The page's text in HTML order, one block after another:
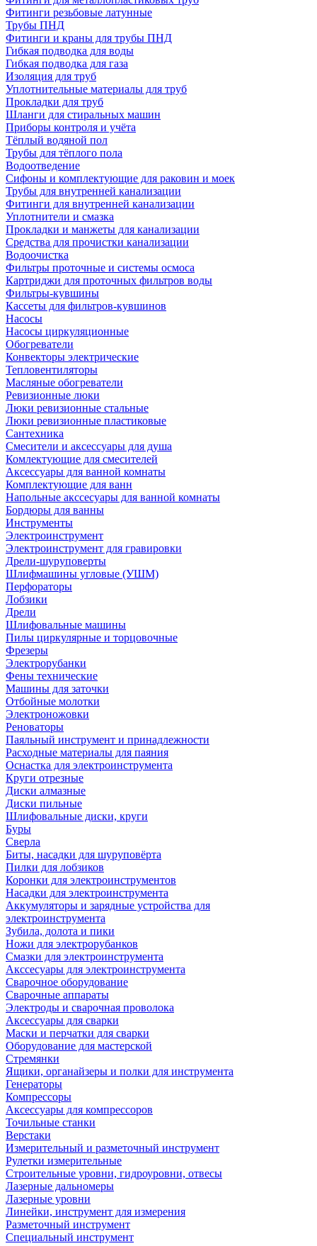
Фитинги резьбовые латунные
Трубы ПНД
Фитинги и краны для трубы ПНД
Гибкая подводка для воды
Гибкая подводка для газа
Изоляция для труб
Уплотнительные материалы для труб
Прокладки для труб
Шланги для стиральных машин
Приборы контроля и учёта
Тёплый водяной пол
Трубы для тёплого пола
Водоотведение
Сифоны и комплектующие для раковин и моек
Трубы для внутренней канализации
Фитинги для внутренней канализации
Уплотнители и смазка
Прокладки и манжеты для канализации
Средства для прочистки канализации
Водоочистка
Фильтры проточные и системы осмоса
Картриджи для проточных фильтров воды
Фильтры-кувшины
Кассеты для фильтров-кувшинов
Насосы
Насосы циркуляционные
Обогреватели
Конвекторы электрические
Тепловентиляторы
Масляные обогреватели
Ревизионные люки
Люки ревизионные стальные
Люки ревизионные пластиковые
Сантехника
Смесители и аксессуары для душа
Комлектующие для смесителей
Аксессуары для ванной комнаты
Комплектующие для ванн
Напольные акссесуары для ванной комнаты
Бордюры для ванны
Инструменты
Электроинструмент
Электроинструмент для гравировки
Дрели-шуруповерты
Шлифмашины угловые (УШМ)
Перфораторы
Лобзики
Дрели
Шлифовальные машины
Пилы циркулярные и торцовочные
Фрезеры
Электрорубанки
Фены технические
Машины для заточки
Отбойные молотки
Электроножовки
Реноваторы
Паяльный инструмент и принадлежности
Расходные материалы для паяния
Оснастка для электроинструмента
Круги отрезные
Диски алмазные
Диски пильные
Шлифовальные диски, круги
Буры
Сверла
Биты, насадки для шуруповёрта
Пилки для лобзиков
Коронки для электроинструментов
Насадки для электроинструмента
Аккумуляторы и зарядные устройства для
электроинструмента
Зубила, долота и пики
Ножи для электрорубанков
Смазки для электроинструмента
Акссесуары для электроинструмента
Сварочное оборудование
Сварочные аппараты
Электроды и сварочная проволока
Аксессуары для сварки
Маски и перчатки для сварки
Оборудование для мастерской
Стремянки
Ящики, органайзеры и полки для инструмента
Генераторы
Компрессоры
Аксессуары для компрессоров
Точильные станки
Верстаки
Измерительный и разметочный инструмент
Рулетки измерительные
Строительные уровни, гидроуровни, отвесы
Лазерные дальномеры
Лазерные уровни
Линейки, инструмент для измерения
Разметочный инструмент
Специальный инструмент